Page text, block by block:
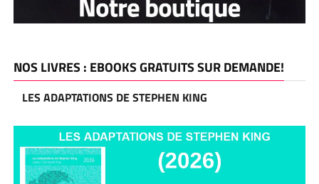
NOS LIVRES : EBOOKS GRATUITS SUR DEMANDE!
LES ADAPTATIONS DE STEPHEN KING